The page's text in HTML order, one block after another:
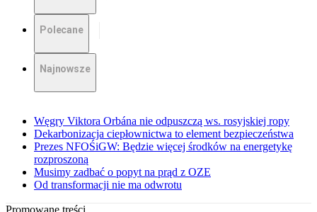
Polecane
Najnowsze
Węgry Viktora Orbána nie odpuszczą ws. rosyjskiej ropy
Dekarbonizacja ciepłownictwa to element bezpieczeństwa
Prezes NFOŚiGW: Będzie więcej środków na energetykę
rozproszoną
Musimy zadbać o popyt na prąd z OZE
Od transformacji nie ma odwrotu
Promowane treści